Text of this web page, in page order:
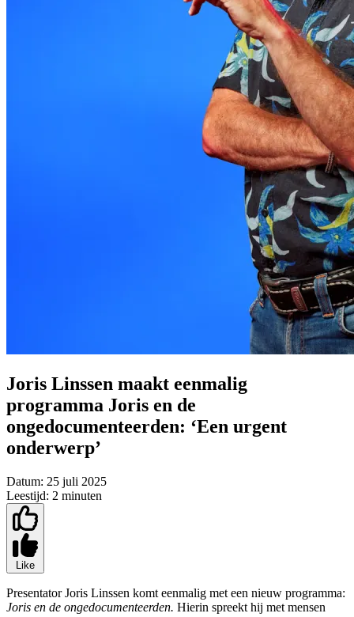
Joris Linssen maakt eenmalig
programma Joris en de
ongedocumenteerden: ‘Een urgent
onderwerp’
Datum: 25 juli 2025
Leestijd: 2 minuten
Like
Presentator Joris Linssen komt eenmalig met een nieuw programma:
Joris en de ongedocumenteerden. Hierin spreekt hij met mensen